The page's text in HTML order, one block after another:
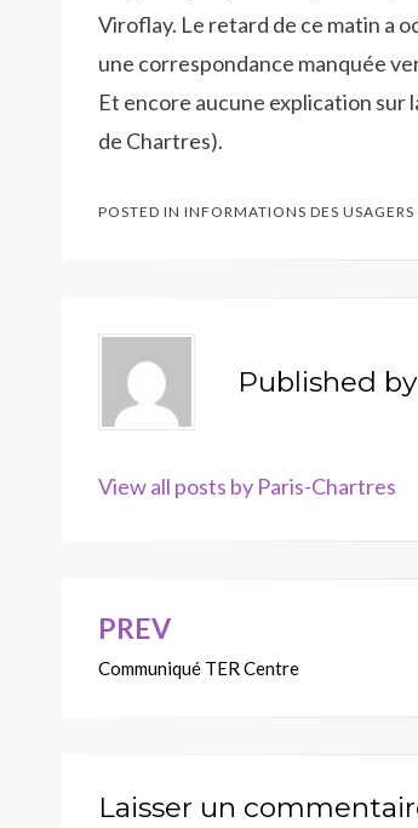
Viroflay. Le retard de ce matin a
une correspondance manquée
Et encore aucune explication sur
de Chartres).
POSTED IN INFORMATIONS DES USAGERS
Published by
View all posts by Paris-Chartres
Navigation
de
PREV
Communiqué TER Centre
Laisser un